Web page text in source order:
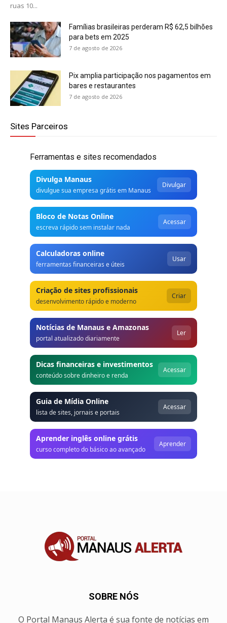
ruas 10...
Famílias brasileiras perderam R$ 62,5 bilhões
para bets em 2025
7 de agosto de 2026
Pix amplia participação nos pagamentos em
bares e restaurantes
7 de agosto de 2026
Sites Parceiros
Ferramentas e sites recomendados
Divulga Manaus
divulgue sua empresa grátis em Manaus
Divulgar
Bloco de Notas Online
escreva rápido sem instalar nada
Acessar
Calculadoras online
ferramentas financeiras e úteis
Usar
Criação de sites profissionais
desenvolvimento rápido e moderno
Criar
Notícias de Manaus e Amazonas
portal atualizado diariamente
Ler
Dicas financeiras e investimentos
conteúdo sobre dinheiro e renda
Acessar
Guia de Mídia Online
lista de sites, jornais e portais
Acessar
Aprender inglês online grátis
curso completo do básico ao avançado
Aprender
SOBRE NÓS
O Portal Manaus Alerta é sua fonte de notícias em